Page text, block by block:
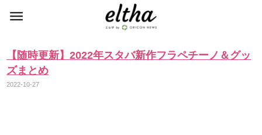
【随時更新】2022年スタバ新作フラペチーノ＆グッ
ズまとめ
2022-10-27